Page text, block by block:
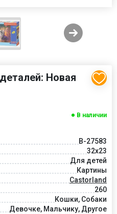
Новая
В наличии
B-27583
32x23
Для детей
Картины
Castorland
260
Кошки, Собаки
Девочке, Мальчику, Другое